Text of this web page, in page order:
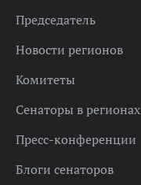
Председатель
Новости регионов
Комитеты
Сенаторы в регионах
Пресс-конференции
Блоги сенаторов